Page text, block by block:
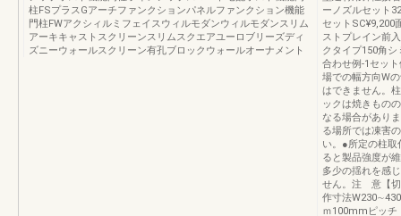
柱FSプラスGアーチファンクションパネルファンクション機能
門柱FWアクシィルミフェイスウィルモダンウィルモダンスリム
アーキキャストスクリーンスリムスクエアユーロブリーズディ
ズニーウォールスクリーン有孔ブロックウォールオーナメント
ーノズルセット
セットSC¥9,200
ストプレイン前
クタイプ150角
合わせ例-1セッ
場での幅方向W
はできません。
ックは焼きもの
なる場合があり
る場所では凍害
い。●所定の柱取
ると製品強度が
多少の揺れを感
せん。注 意【
作寸法
ｍ100mmピッ